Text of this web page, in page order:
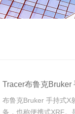
Tracer布鲁克Bruker
布鲁克Bruker 手持式X
备，也称便携式XRF。